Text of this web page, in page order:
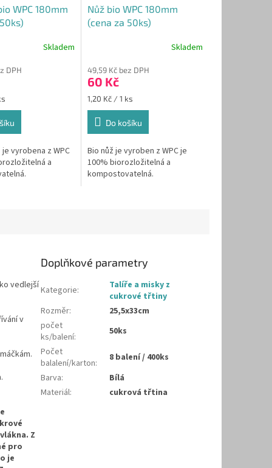
WPC 180mm
Skladem
DPH
vyrobena z WPC
a
Nůž bio WPC 180mm
(cena za 50ks)
Skladem
49,59 Kč bez DPH
60 Kč
Měrná
cena:
1,20 Kč / 1 ks
Do košíku
Bio nůž je vyroben z WPC je
100% biorozložitelná a
kompostovatelná.
vedlejší
v
Z
pro
je
Doplňkové parametry
Kategorie:
Talíře a misky z
cukrové třtiny
Rozměr:
25,5x33cm
počet
ks/balení:
50ks
Počet
balalení/karton:
8 balení / 400ks
Barva:
Bílá
Materiál: cukrová třtina